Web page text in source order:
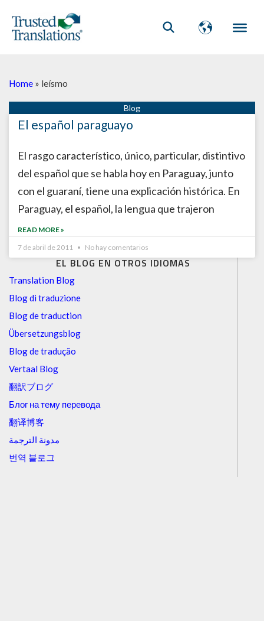
EL BLOG EN OTROS IDIOMAS
Translation Blog
Blog di traduzione
Blog de traduction
Übersetzungsblog
Blog de tradução
Vertaal Blog
翻訳ブログ
Блог на тему перевода
翻译博客
مدونة الترجمة
번역 블로그
Home » leísmo
El español paraguayo
El rasgo característico, único, particular, distintivo
del español que se habla hoy en Paraguay, junto
con el guaraní, tiene una explicación histórica. En
Paraguay, el español, la lengua que trajeron
READ MORE »
7 de abril de 2011
No hay comentarios